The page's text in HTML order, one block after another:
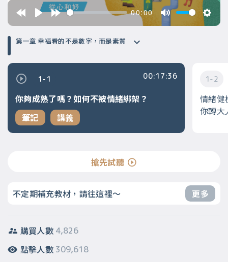
00:00
第一章 幸福看的不是數字，而是素質
1-1
你夠成熟了嗎？如何不被情緒綁架？
筆記
講義
00:17:36 1-2
情緒健
你轉大
搶先試聽
不定期補充教材，請往這裡～ 更多
購買人數 4,826
點擊人數 309,618